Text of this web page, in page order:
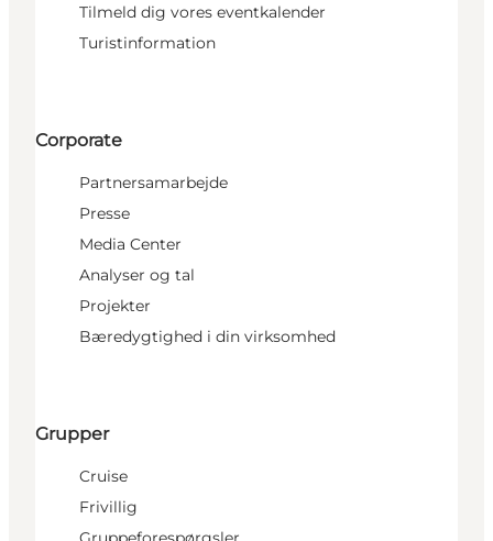
Tilmeld dig vores eventkalender
Turistinformation
Corporate
Partnersamarbejde
Presse
Media Center
Analyser og tal
Projekter
Bæredygtighed i din virksomhed
Grupper
Cruise
Frivillig